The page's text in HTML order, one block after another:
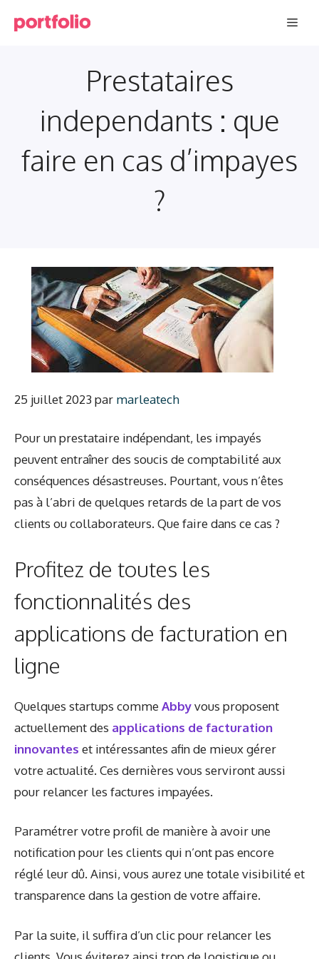
Prestataires
independants : que
faire en cas d’impayes
?
25 juillet 2023 par marleatech
Pour un prestataire indépendant, les impayés
peuvent entraîner des soucis de comptabilité aux
conséquences désastreuses. Pourtant, vous n’êtes
pas à l’abri de quelques retards de la part de vos
clients ou collaborateurs. Que faire dans ce cas ?
Profitez de toutes les
fonctionnalités des
applications de facturation en
ligne
Quelques startups commeAbbyvous proposent
actuellement des applications de facturation
innovantes et intéressantes afin de mieux gérer
votre actualité. Ces dernières vous serviront aussi
pour relancer les factures impayées.
Paramétrer votre profil de manière à avoir une
notification pour les clients qui n’ont pas encore
réglé leur dû. Ainsi, vous aurez une totale visibilité et
transparence dans la gestion de votre affaire.
Par la suite, il suffira d’un clic pour relancer les